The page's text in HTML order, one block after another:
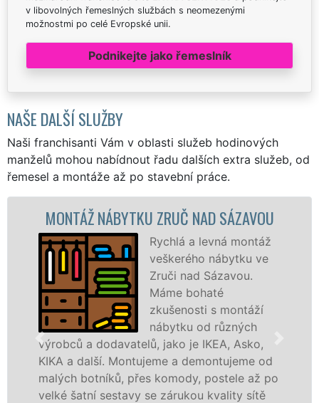
v libovolných řemeslných službách s neomezenými
možnostmi po celé Evropské unii.
Podnikejte jako řemeslník
NAŠE DALŠÍ SLUŽBY
Naši franchisanti Vám v oblasti služeb hodinových
manželů mohou nabídnout řadu dalších extra služeb, od
řemesel a montáže až po stavební práce.
NÁBYTKU ZRUČ NAD SÁZAVOU
Rychlá a levná montáž
veškerého nábytku ve
Zruči nad Sázavou.
Máme bohaté
zkušenosti s montáží
nábytku od různých
dodavatelů, jako je IKEA, Asko,
Montujeme a demontujeme od
přes komody, postele až po
sestavy se zárukou kvality sítě
různých
Ikei či
Nobilie,
tuto